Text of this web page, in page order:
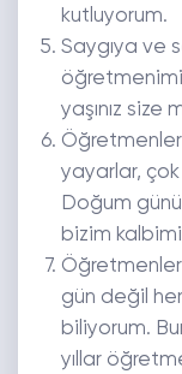
kutluyorum.
Saygıya ve
yaşınız size
yayarlar,
Doğum
bizim
Öğretmenler
gün değil
biliyorum.
yıllar